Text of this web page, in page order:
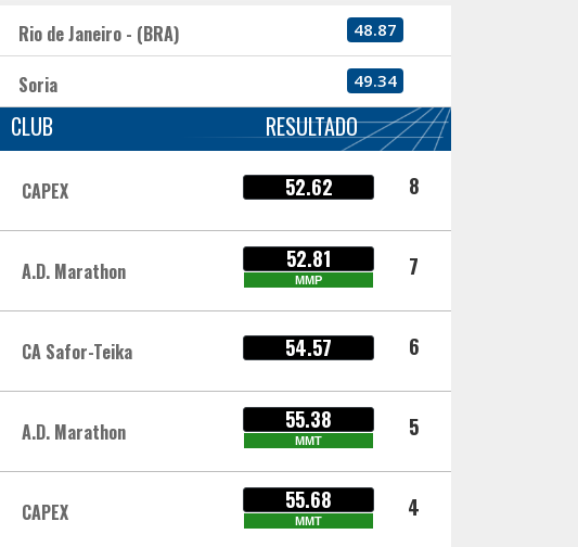
Rio de Janeiro - (BRA) 48.87
Soria 49.34
CLUB RESULTADO
CAPEX 52.62 8
A.D. Marathon 52.81
MMP 7
CA Safor-Teika 54.57 6
A.D. Marathon 55.38
MMT 5
CAPEX 55.68
MMT 4